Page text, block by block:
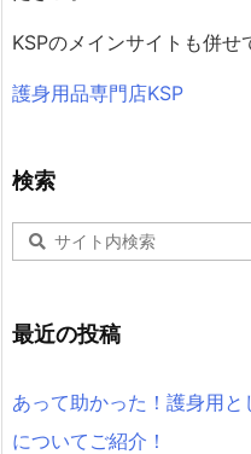
KSPのメインサイトも併せ
護身用品専門店KSP
検索
最近の投稿
あって助かった！護身用
についてご紹介！